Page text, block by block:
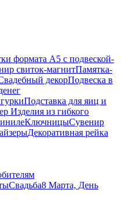
формата А5 с подвеской-
свиток-магнитПамятка-
декорПодвеска в
Подставка для яиц и
Изделия из гибкого
КлючницыСувенир
Декоративная рейка
Свадьба8 Марта, День